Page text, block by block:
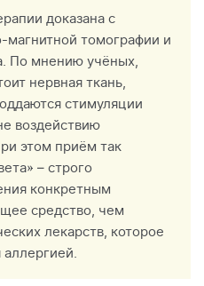
доказана с
томографии и
По мнению учёных,
нервная ткань,
стимуляции
воздействию
этом приём так
– строго
конкретным
средство, чем
лекарств, которое